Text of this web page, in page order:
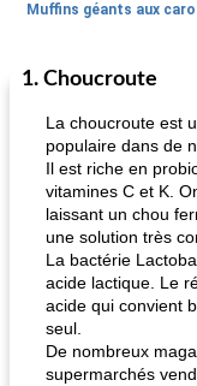
Marques de confiance: recettes
fiesta tostadas
1. Choucroute
La choucroute est
populaire dans de
Il est riche en
vitamines C et K.
laissant un chou
une solution très
La bactérie
acide lactique. Le
acide qui convient
seul.
De nombreux
supermarchés